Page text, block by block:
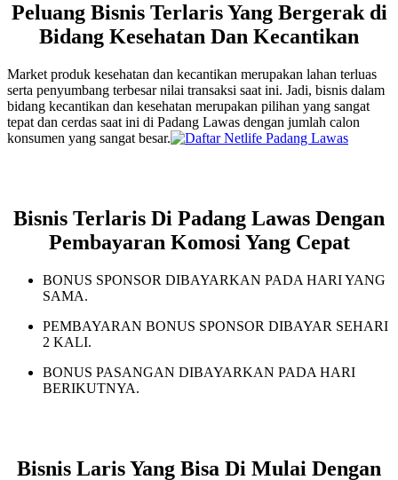
Peluang Bisnis Terlaris Yang Bergerak di
Bidang Kesehatan Dan Kecantikan
Market produk kesehatan dan kecantikan merupakan lahan terluas
serta penyumbang terbesar nilai transaksi saat ini. Jadi, bisnis dalam
bidang kecantikan dan kesehatan merupakan pilihan yang sangat
tepat dan cerdas saat ini di Padang Lawas dengan jumlah calon
konsumen yang sangat besar.
Bisnis Terlaris Di Padang Lawas Dengan
Pembayaran Komosi Yang Cepat
BONUS SPONSOR DIBAYARKAN PADA HARI YANG
SAMA.
PEMBAYARAN BONUS SPONSOR DIBAYAR SEHARI
2 KALI.
BONUS PASANGAN DIBAYARKAN PADA HARI
BERIKUTNYA.
Bisnis Laris Yang Bisa Di Mulai Dengan